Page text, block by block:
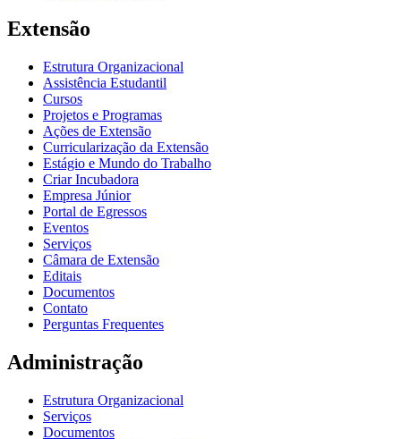
Extensão
Estrutura Organizacional
Assistência Estudantil
Cursos
Projetos e Programas
Ações de Extensão
Curricularização da Extensão
Estágio e Mundo do Trabalho
Criar Incubadora
Empresa Júnior
Portal de Egressos
Eventos
Serviços
Câmara de Extensão
Editais
Documentos
Contato
Perguntas Frequentes
Administração
Estrutura Organizacional
Serviços
Documentos